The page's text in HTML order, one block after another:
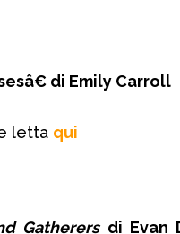
di Emily Carroll
letta qui
Gatherersdi Evan